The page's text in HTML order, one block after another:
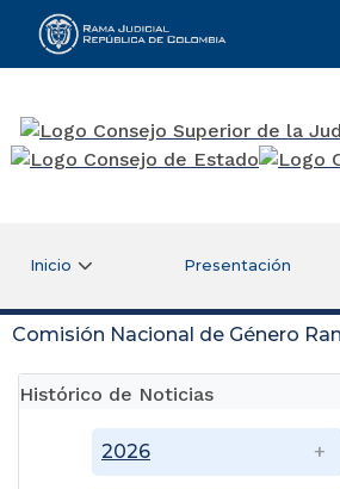
Rama Judicial
Inicio Presentación
Comisión Nacional de Género
Histórico de Noticias
2026